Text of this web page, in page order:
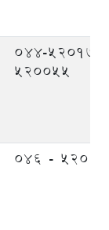
044-
520055
०४६ -